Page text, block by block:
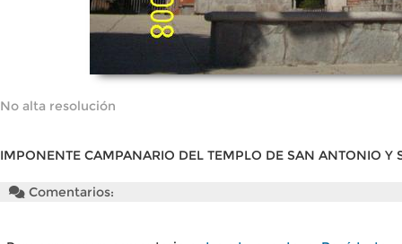
No alta resolución
IMPONENTE CAMPANARIO DEL TEMPLO DE SAN ANTONIO Y
Comentarios: